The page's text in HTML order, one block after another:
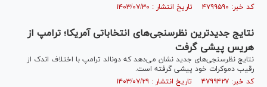
کد خبر: ۴۷۹۹۵۹۰ تاریخ انتشار : ۱۴۰۳/۰۷/۳۰
نتایج جدیدترین نظرسنجی‌های انتخاباتی آمریکا؛ ترامپ از
هریس پیشی گرفت
نتایج نظرسنجی‌های جدید نشان می‌دهد که دونالد ترامپ با اختلاف اندک از
رقیب دموکرات خود پیشی گرفته است.
کد خبر: ۴۷۹۹۴۲۷ تاریخ انتشار : ۱۴۰۳/۰۷/۲۹